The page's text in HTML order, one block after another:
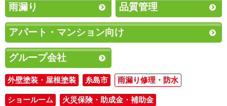
雨漏り 品質管理
アパート・マンション向け
グループ会社
外壁塗装・屋根塗装 糸島市 雨漏り修理・防水
ショールーム 火災保険・助成金・補助金